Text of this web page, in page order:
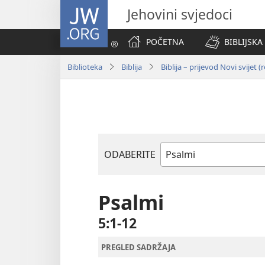
JW.ORG Jehovini svjedoci
POČETNA
BIBLIJSKA
Biblioteka Biblija Biblija – prijevod Novi svijet
ODABERITE
Biblijska
Psalmi
5:1-12
PREGLED SADRŽAJA